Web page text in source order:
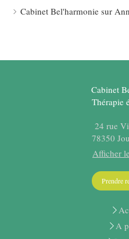
Cabinet Bel'harmonie sur
Cabinet
Thérapie
24 rue
78350
Afficher
Prendre
A